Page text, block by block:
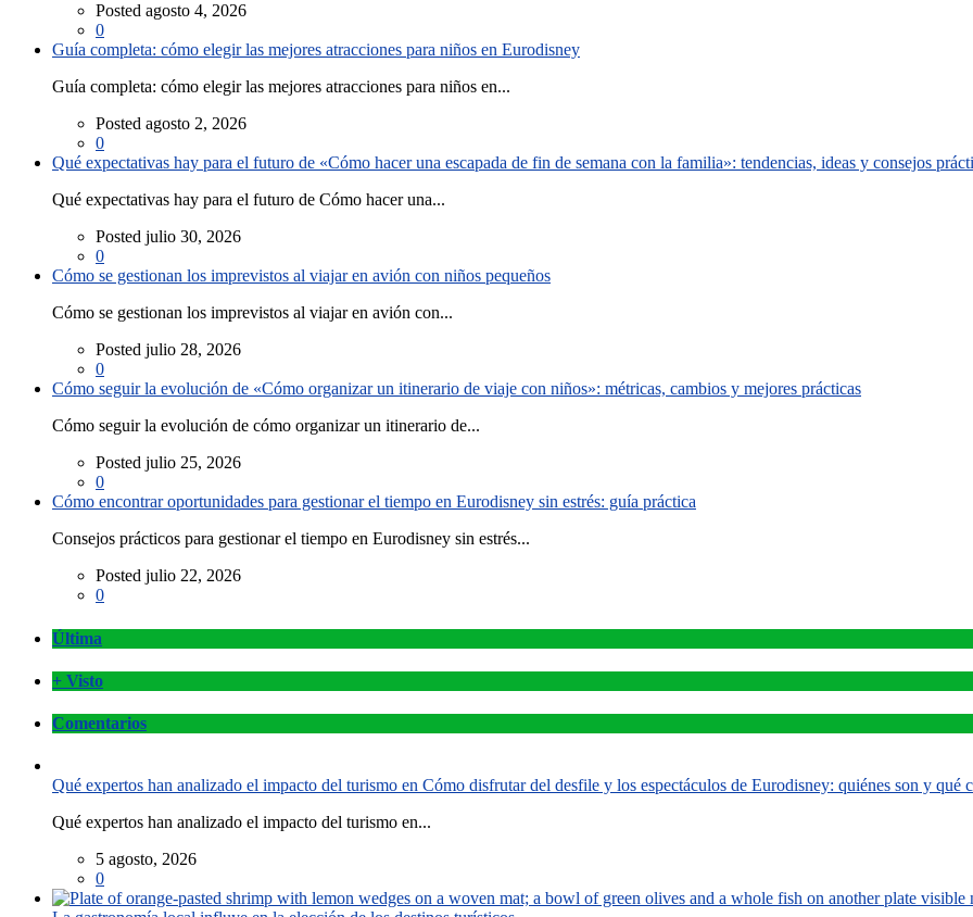
Posted agosto 4, 2026
0
Guía completa: cómo elegir las mejores atracciones para niños en Eurodisney
Guía completa: cómo elegir las mejores atracciones para niños en...
Posted agosto 2, 2026
0
Qué expectativas hay para el futuro de «Cómo hacer una escapada de fin de semana con la familia»: tendencias, ideas y consejos
Qué expectativas hay para el futuro de Cómo hacer una...
Posted julio 30, 2026
0
Cómo se gestionan los imprevistos al viajar en avión con niños pequeños
Cómo se gestionan los imprevistos al viajar en avión con...
Posted julio 28, 2026
0
Cómo seguir la evolución de «Cómo organizar un itinerario de viaje con niños»: métricas, cambios y mejores prácticas
Cómo seguir la evolución de cómo organizar un itinerario de...
Posted julio 25, 2026
0
Cómo encontrar oportunidades para gestionar el tiempo en Eurodisney sin estrés: guía práctica
Consejos prácticos para gestionar el tiempo en Eurodisney sin estrés...
Posted julio 22, 2026
0
Última
+ Visto
Comentarios
Qué expertos han analizado el impacto del turismo en Cómo disfrutar del desfile y los espectáculos de Eurodisney: quiénes son y qué
Qué expertos han analizado el impacto del turismo en...
5 agosto, 2026
0